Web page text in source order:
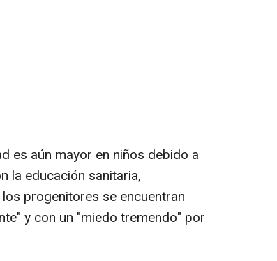
es aún mayor en niños debido a
la educación sanitaria,
progenitores se encuentran
y con un "miedo tremendo" por